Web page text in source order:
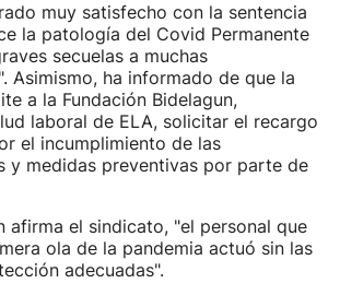
muy satisfecho con la sentencia
la patología del Covid Permanente
secuelas a muchas
Asimismo, ha informado de que la
a la Fundación Bidelagun,
laboral de ELA, solicitar el recargo
el incumplimiento de las
y medidas preventivas por parte de
afirma el sindicato, "el personal que
ola de la pandemia actuó sin las
adecuadas".